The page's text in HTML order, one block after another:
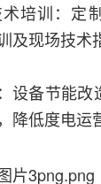
培训：定
及现场技术
备节能改
降低度电运